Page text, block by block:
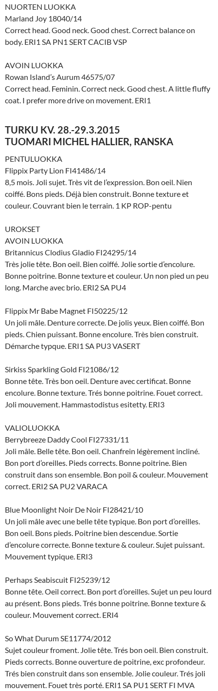
NUORTEN LUOKKA
Marland Joy 18040/14
Correct head. Good neck. Good chest. Correct balance on
body. ERI1 SA PN1 SERT CACIB VSP
AVOIN LUOKKA
Rowan Island’s Aurum 46575/07
Correct head. Feminin. Correct neck. Good chest. A little fluffy
coat. I prefer more drive on movement. ERI1
TURKU KV. 28.-29.3.2015
TUOMARI MICHEL HALLIER, RANSKA
PENTULUOKKA
Flippix Party Lion FI41486/14
8,5 mois. Joli sujet. Très vit de l’expression. Bon oeil. Nien
coiffé. Bons pieds. Déjà bien construit. Bonne texture et
couleur. Couvrant bien le terrain. 1 KP ROP-pentu
UROKSET
AVOIN LUOKKA
Britannicus Clodius Gladio FI24295/14
Très jolie tête. Bon oeil. Bien coiffé. Jolie sortie d’encolure.
Bonne poitrine. Bonne texture et couleur. Un non pied un peu
long. Marche avec brio. ERI2 SA PU4
Flippix Mr Babe Magnet FI50225/12
Un joli mâle. Denture correcte. De jolis yeux. Bien coiffé. Bon
pieds. Chien puissant. Bonne encolure. Très bien construit.
Démarche typque. ERI1 SA PU3 VASERT
Sirkiss Sparkling Gold FI21086/12
Bonne tête. Très bon oeil. Denture avec certificat. Bonne
encolure. Bonne texture. Trés bonne poitrine. Fouet correct.
Joli mouvement. Hammastodistus esitetty. ERI3
VALIOLUOKKA
Berrybreeze Daddy Cool FI27331/11
Joli mâle. Belle tête. Bon oeil. Chanfrein légèrement incliné.
Bon port d’oreilles. Pieds corrects. Bonne poitrine. Bien
construit dans son ensemble. Bon poil & couleur. Mouvement
correct. ERI2 SA PU2 VARACA
Blue Moonlight Noir De Noir FI28421/10
Un joli mâle avec une belle tête typique. Bon port d’oreilles.
Bon oeil. Bons pieds. Poitrine bien descendue. Sortie
d’encolure correcte. Bonne texture & couleur. Sujet puissant.
Mouvement typique. ERI3
Perhaps Seabiscuit FI25239/12
Bonne tête. Oeil correct. Bon port d’oreilles. Sujet un peu lourd
au présent. Bons pieds. Trés bonne poitrine. Bonne texture &
couleur. Mouvement correct. ERI4
So What Durum SE11774/2012
Sujet couleur froment. Jolie tête. Trés bon oeil. Bien construit.
Pieds corrects. Bonne ouverture de poitrine, exc profondeur.
Trés bien construit dans son ensemble. Jolie couleur. Trés joli
mouvement. Fouet très porté. ERI1 SA PU1 SERT FI MVA